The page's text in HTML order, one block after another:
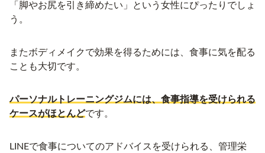
「脚やお尻を引き締めたい」という女性にぴったりでしょ
う。
またボディメイクで効果を得るためには、食事に気を配る
ことも大切です。
パーソナルトレーニングジムには、食事指導を受けられる
ケースがほとんどです。
LINEで食事についてのアドバイスを受けられる、管理栄